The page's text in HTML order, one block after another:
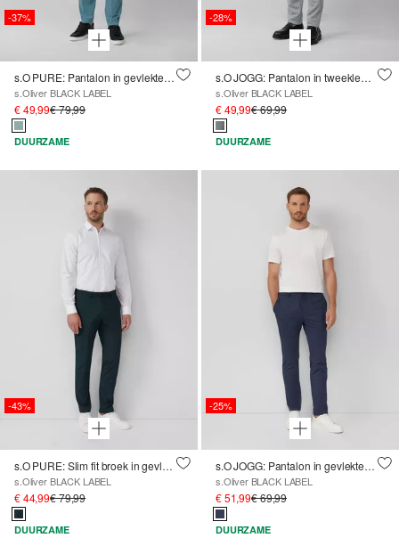
-37%
s.O PURE: Pantalon in gevlekte stretch keperstof
s.Oliver BLACK LABEL
€ 49,99€ 79,99
DUURZAME
-28%
s.O JOGG: Pantalon in tweekleurige piquéjersey
s.Oliver BLACK LABEL
€ 49,99€ 69,99
DUURZAME
-43%
s.O PURE: Slim fit broek in gevlekte stretch keperstof
s.Oliver BLACK LABEL
€ 44,99€ 79,99
DUURZAME
-25%
s.O JOGG: Pantalon in gevlekte piquéjersey
s.Oliver BLACK LABEL
€ 51,99€ 69,99
DUURZAME